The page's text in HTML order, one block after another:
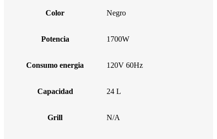
Color Negro
Potencia 1700W
Consumo energia 120V 60Hz
Capacidad 24 L
Grill N/A